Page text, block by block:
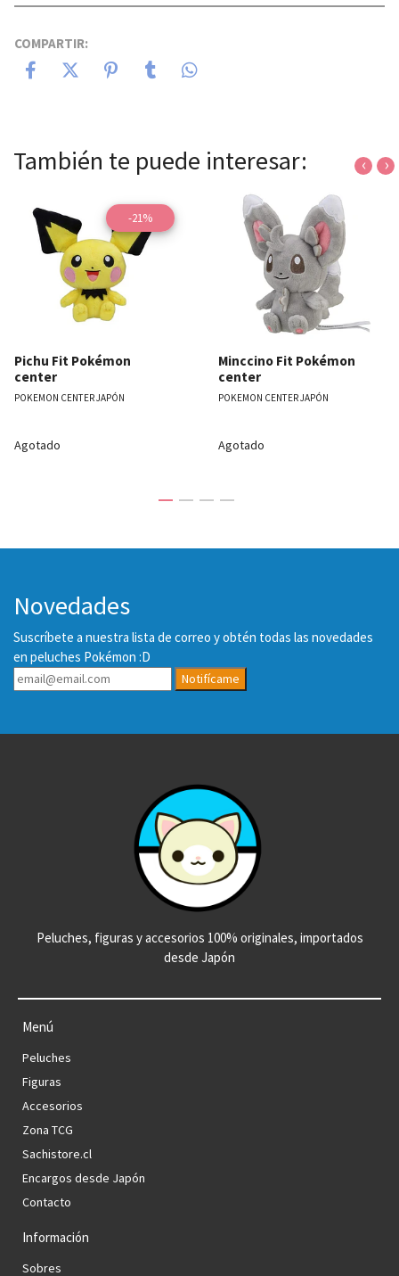
COMPARTIR:
También te puede interesar:
-21%
Pichu Fit Pokémon
center
POKEMON CENTER JAPÓN
Agotado
Minccino Fit Pokémon
center
POKEMON CENTER JAPÓN
Agotado
‹ ›
Novedades
Suscríbete a nuestra lista de correo y obtén todas las novedades
en peluches Pokémon :D
Notifícame
Peluches, figuras y accesorios 100% originales, importados
desde Japón
Menú
Peluches
Figuras
Accesorios
Zona TCG
Sachistore.cl
Encargos desde Japón
Contacto
Información
Sobres